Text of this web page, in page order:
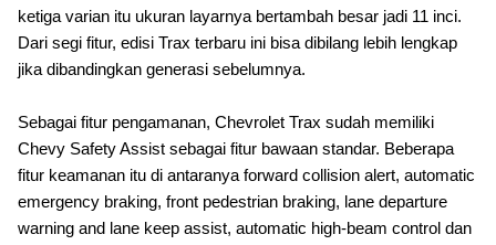
ketiga varian itu ukuran layarnya bertambah besar jadi 11 inci.
Dari segi fitur, edisi Trax terbaru ini bisa dibilang lebih lengkap
jika dibandingkan generasi sebelumnya.
Sebagai fitur pengamanan, Chevrolet Trax sudah memiliki
Chevy Safety Assist sebagai fitur bawaan standar. Beberapa
fitur keamanan itu di antaranya forward collision alert, automatic
emergency braking, front pedestrian braking, lane departure
warning and lane keep assist, automatic high-beam control dan